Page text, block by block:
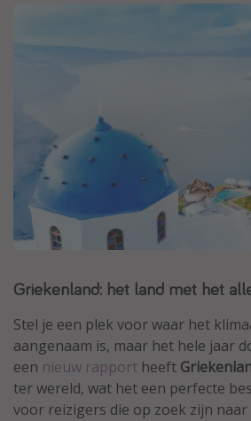
Bestemmingen
Alle bestemmingen
Canarische Eilanden
Mallorca
Thailand
Malta
Madeira
Egypte
Bali
Griekenland: het land met het
Stel je een plek voor waar het
aangenaam is, maar het hele jaar
een nieuw rapport heeft
ter wereld, wat het een perfecte
voor reizigers die op zoek zijn